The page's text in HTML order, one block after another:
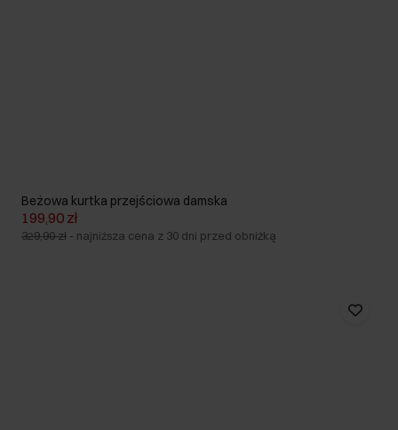
Beżowa kurtka przejściowa damska
199,90 zł
329,90 zł - najniższa cena z 30 dni przed obniżką